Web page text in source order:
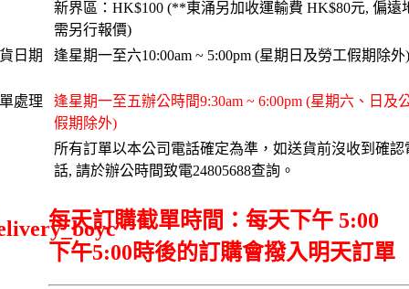
新界區：HK$100 (**東涌另加收運輸費 HK$80元, 偏遠
需另行報價)
日期
逢星期一至六10:00am ~ 5:00pm (星期日及勞工假期除外)
處理
逢星期一至五辦公時間9:30am ~ 6:00pm (星期六、日及
假期除外)
所有訂單以本公司電話確定為準，如送貨前沒收到確認
話, 請於辦公時間致電24805688查詢。
每天訂購截單時間：每天下午 5:00
下午5:00時後的訂購會撥入明天訂單